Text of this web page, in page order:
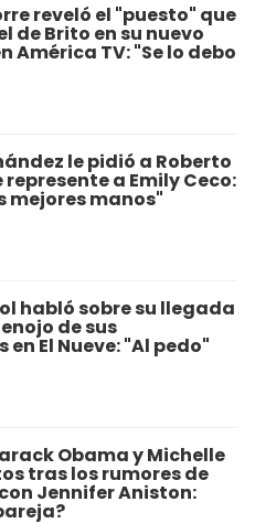
reveló el "puesto" que
de Brito en su nuevo
América TV: "Se lo debo
le pidió a Roberto
a Emily Ceco:
mejores manos"
habló sobre su llegada
de sus
El Nueve: "Al pedo"
Obama y Michelle
tras los rumores de
Jennifer Aniston: